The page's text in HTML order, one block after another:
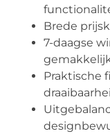
Brede
7-daagse
Praktische